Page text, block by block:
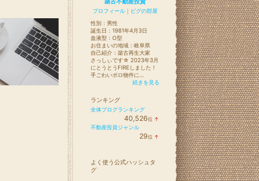
プロフィール ｜ ピグの部屋
性別： 男性
誕生日： 1981年4月3日
血液型： O型
お住まいの地域： 岐阜県
自己紹介：築古再生大家
さっしぃです☆ 2023年3月
にとうとうFIREしました！
手ごわいボロ物件に...
続きを見る
ランキング
全体ブログランキング
40,526位 ↑
不動産投資ジャンル
29位 ↑
よく使う公式ハッシュタ
グ